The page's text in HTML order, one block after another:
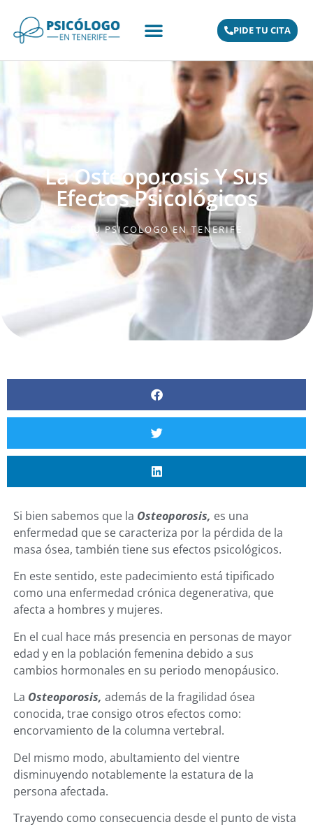
PIDE TU CITA
La Osteoporosis Y Sus
Efectos Psicológicos
TU PSICOLOGO EN TENERIFE
Si bien sabemos que la Osteoporosis, es una
enfermedad que se caracteriza por la pérdida de la
masa ósea, también tiene sus efectos psicológicos.
En este sentido, este padecimiento está tipificado
como una enfermedad crónica degenerativa, que
afecta a hombres y mujeres.
En el cual hace más presencia en personas de mayor
edad y en la población femenina debido a sus
cambios hormonales en su periodo menopáusico.
La Osteoporosis, además de la fragilidad ósea
conocida, trae consigo otros efectos como:
encorvamiento de la columna vertebral.
Del mismo modo, abultamiento del vientre
disminuyendo notablemente la estatura de la
persona afectada.
Trayendo como consecuencia desde el punto de vista